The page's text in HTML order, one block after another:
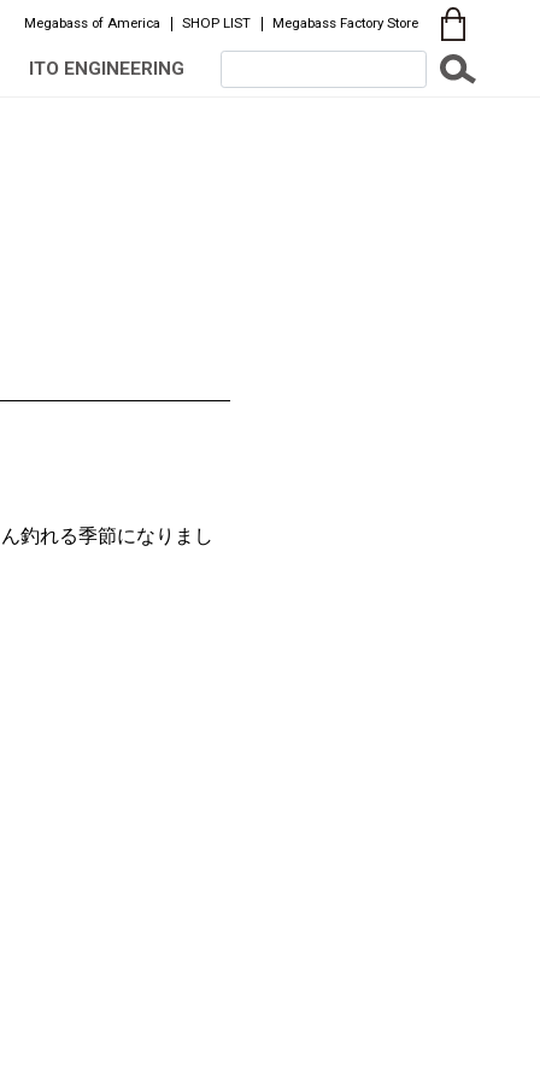
Megabass of America SHOP LIST Megabass Factory Store
ITO ENGINEERING
釣れる季節になりまし